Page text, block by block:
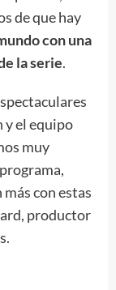
de que hay
con una
la serie.
y el equipo
muy
con estas
productor